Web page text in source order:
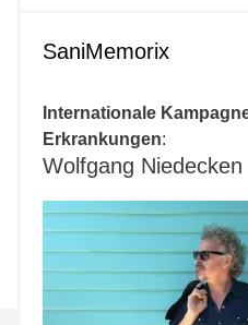
SaniMemorix
Internationale
Erkrankungen:
Wolfgang Niedecken